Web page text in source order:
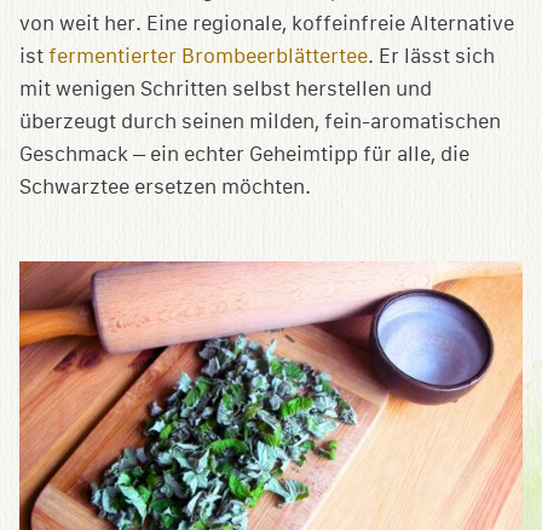
von weit her. Eine regionale, koffeinfreie Alternative
ist fermentierter Brombeerblättertee. Er lässt sich
mit wenigen Schritten selbst herstellen und
überzeugt durch seinen milden, fein-aromatischen
Geschmack – ein echter Geheimtipp für alle, die
Schwarztee ersetzen möchten.